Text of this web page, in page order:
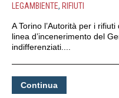
LEGAMBIENTE, RIFIUTI
A Torino l’Autorità per i
linea d’incenerimento del
indifferenziati....
Continua